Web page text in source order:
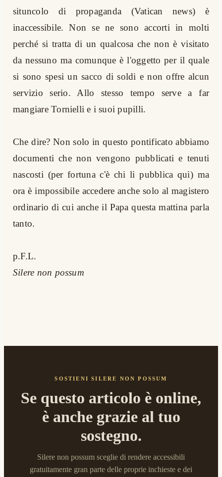
situncolo di propaganda (Vatican news) è
inaccessibile. Non se ne sono accorti in molti
perché si tratta di un qualcosa che non è visitato
da nessuno ma comunque è l'oggetto per il quale
si sono spesi un sacco di soldi e non offre alcun
servizio serio. Allo stesso tempo serve a far
mangiare Tornielli e i suoi pupilli.
Che dire? Non solo in questo pontificato abbiamo
documenti che non vengono pubblicati e tenuti
nascosti (per fortuna c'è chi li pubblica qui) ma
ora è impossibile accedere anche solo al magistero
ordinario di cui anche il Papa questa mattina parla
tanto.
p.F.L.
Silere non possum
SOSTIENI SILERE NON POSSUM
Se questo articolo è online,
è anche grazie al tuo
sostegno.
Silere non possum sceglie di rendere accessibili
gratuitamente gran parte delle proprie inchieste e dei